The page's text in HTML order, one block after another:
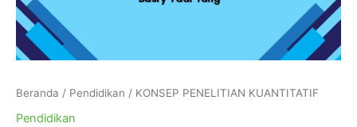
Beranda / Pendidikan / KONSEP PENELITIAN KUANTITATIF
Pendidikan